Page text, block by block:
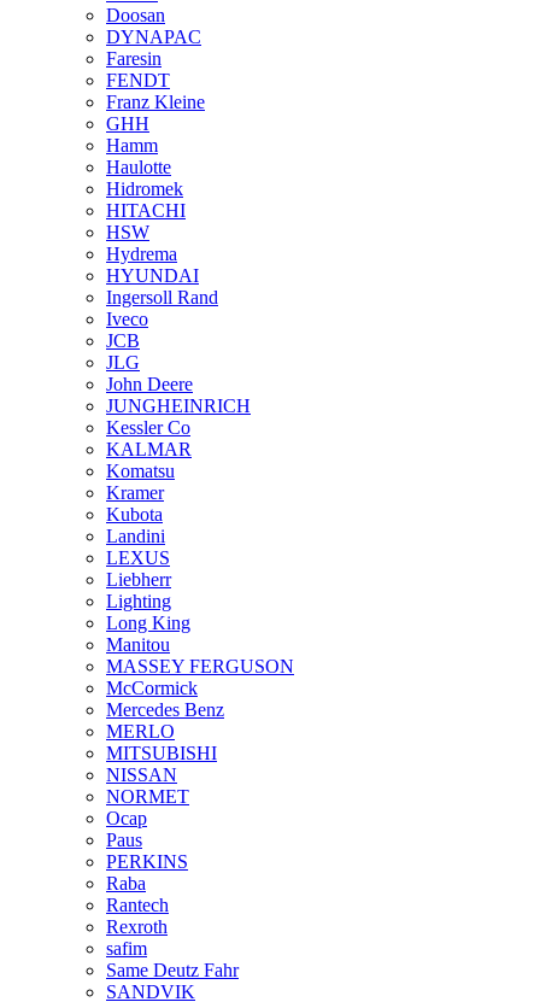
Doosan
DYNAPAC
Faresin
FENDT
Franz Kleine
GHH
Hamm
Haulotte
Hidromek
HITACHI
HSW
Hydrema
HYUNDAI
Ingersoll Rand
Iveco
JCB
JLG
John Deere
JUNGHEINRICH
Kessler Co
KALMAR
Komatsu
Kramer
Kubota
Landini
LEXUS
Liebherr
Lighting
Long King
Manitou
MASSEY FERGUSON
McCormick
Mercedes Benz
MERLO
MITSUBISHI
NISSAN
NORMET
Ocap
Paus
PERKINS
Raba
Rantech
Rexroth
safim
Same Deutz Fahr
SANDVIK